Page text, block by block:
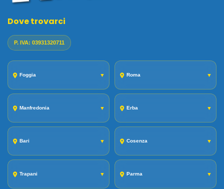
Dove trovarci
P. IVA: 03931320711
Foggia ▼ Roma ▼
Manfredonia ▼ Erba ▼
Bari ▼ Cosenza ▼
Trapani ▼ Parma ▼